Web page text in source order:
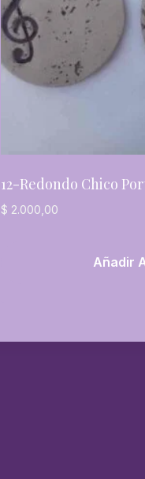
12-Redondo Chico
$ 2.000,00
Añadir